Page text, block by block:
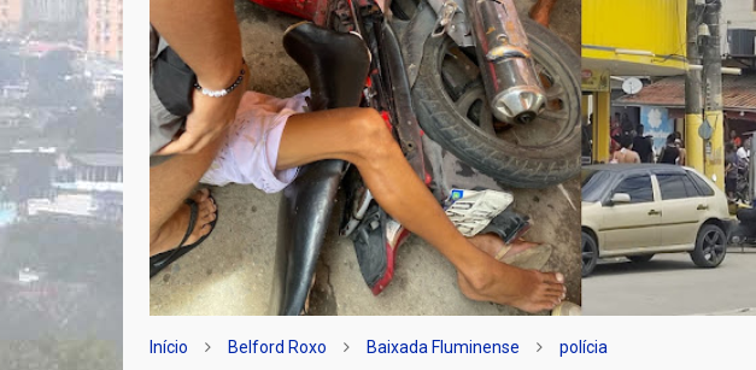
Início Belford Roxo Baixada Fluminense polícia